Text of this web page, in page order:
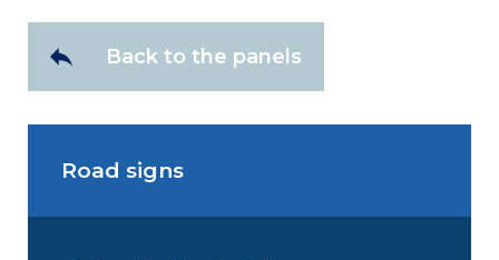
Back to the panels
Road signs